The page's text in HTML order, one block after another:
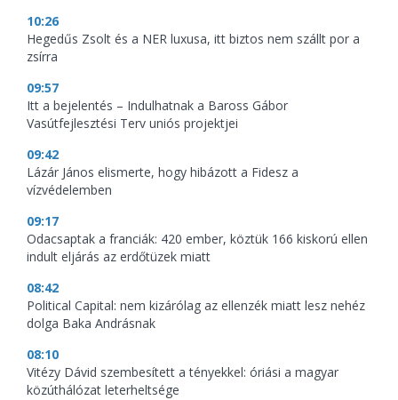
10:26
Hegedűs Zsolt és a NER luxusa, itt biztos nem szállt por a
zsírra
09:57
Itt a bejelentés – Indulhatnak a Baross Gábor
Vasútfejlesztési Terv uniós projektjei
09:42
Lázár János elismerte, hogy hibázott a Fidesz a
vízvédelemben
09:17
Odacsaptak a franciák: 420 ember, köztük 166 kiskorú ellen
indult eljárás az erdőtüzek miatt
08:42
Political Capital: nem kizárólag az ellenzék miatt lesz nehéz
dolga Baka Andrásnak
08:10
Vitézy Dávid szembesített a tényekkel: óriási a magyar
közúthálózat leterheltsége